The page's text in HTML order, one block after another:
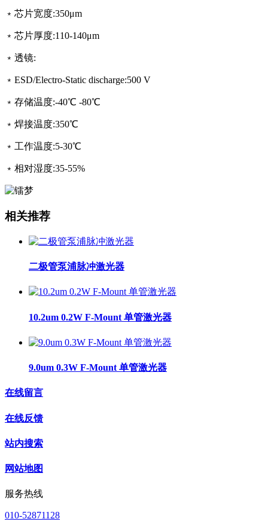
﹡ 芯片宽度:350μm
﹡ 芯片厚度:110-140μm
﹡ 透镜:
﹡ ESD/Electro-Static discharge:500 V
﹡ 存储温度:-40℃ -80℃
﹡ 焊接温度:350℃
﹡ 工作温度:5-30℃
﹡ 相对湿度:35-55%
相关推荐
二极管泵浦脉冲激光器
10.2um 0.2W F-Mount 单管激光器
9.0um 0.3W F-Mount 单管激光器
在线留言
在线反馈
站内搜索
网站地图
服务热线
010-52871128